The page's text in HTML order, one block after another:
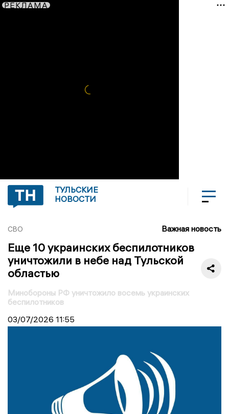
РЕКЛАМА
ТУЛЬСКИЕ
НОВОСТИ
СВО Важная новость
Еще 10 украинских беспилотников
уничтожили в небе над Тульской
областью
Минобороны РФ уничтожило восемь украинских
беспилотников
03/07/2026 11:55